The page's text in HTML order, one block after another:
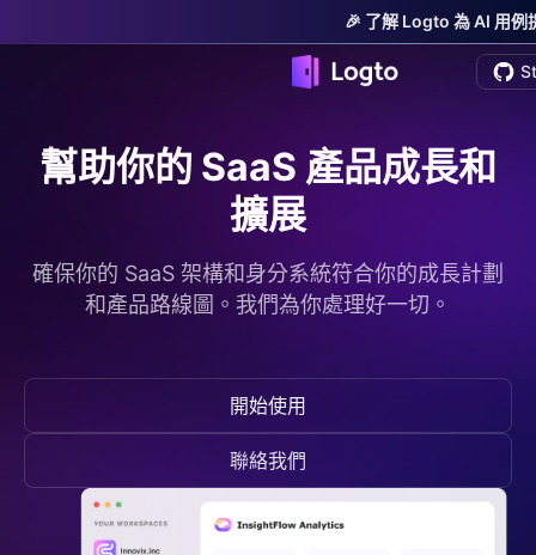
🎉 了解 Logto 為 AI 用例
幫助你的 SaaS 產品成長和
擴展
確保你的 SaaS 架構和身分系統符合你的成長計劃
和產品路線圖。我們為你處理好一切。
開始使用
聯絡我們